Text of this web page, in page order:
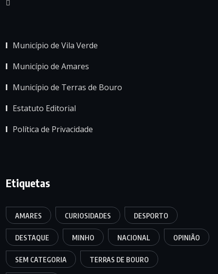
Município de Vila Verde
Município de Amares
Município de Terras de Bouro
Estatuto Editorial
Política de Privacidade
Etiquetas
AMARES CURIOSIDADES DESPORTO
DESTAQUE MINHO NACIONAL OPINIÃO
SEM CATEGORIA TERRAS DE BOURO